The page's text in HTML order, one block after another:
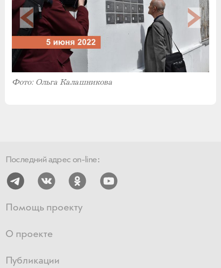
Фото: Ольга Калашникова
Последний адрес on-line:
Помощь проекту
О проекте
Публикации